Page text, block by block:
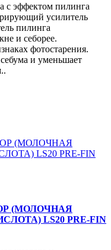
с эффектом пилинга
усилитель
пилинга
и себорее.
фотостарения.
и уменьшает
(МОЛОЧНАЯ
LS20 PRE-FIN